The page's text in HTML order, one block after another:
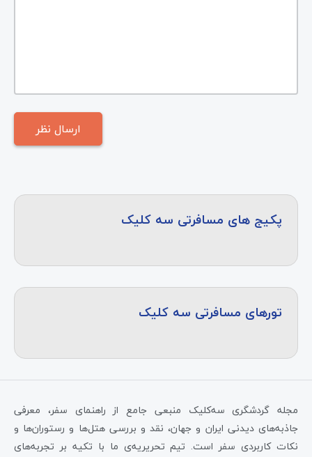
پکیج های مسافرتی سه کلیک
تورهای مسافرتی سه کلیک
مجله گردشگری سه‌کلیک منبعی جامع از راهنمای سفر، معرفی
جاذبه‌های دیدنی ایران و جهان، نقد و بررسی هتل‌ها و رستوران‌ها و
نکات کاربردی سفر است. تیم تحریریه‌ی ما با تکیه بر تجربه‌های